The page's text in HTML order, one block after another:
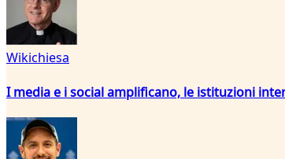
Wikichiesa
I media e i social amplificano, le istituzioni